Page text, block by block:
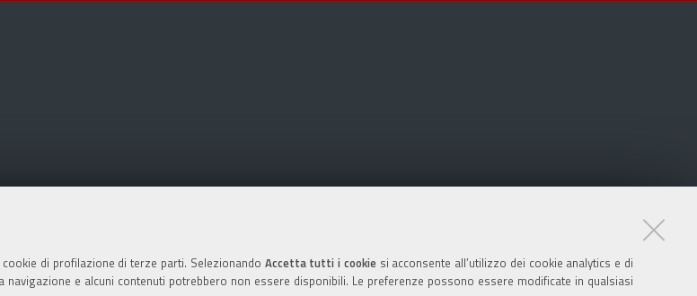
di profilazione di terze parti. Selezionando Accetta tutti i cookiesi acconsente all’utilizzo dei cookie analytics e di
e alcuni contenuti potrebbero non essere disponibili. Le preferenze possono essere modificate in qualsiasi